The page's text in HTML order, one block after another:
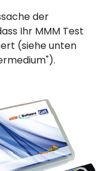
der
Ihr MMM Test
(siehe unten